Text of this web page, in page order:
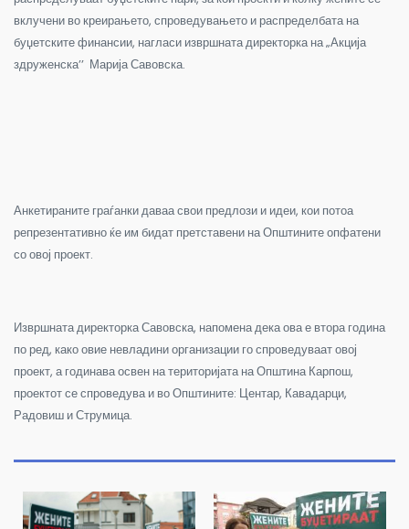
вклучени во креирањето, спроведувањето и распределбата на
буџетските финансии, нагласи извршната директорка на „Акција
здруженска’’ Марија Савовска.
Анкетираните граѓанки даваа свои предлози и идеи, кои потоа
репрезентативно ќе им бидат претставени на Општините опфатени
со овој проект.
Извршната директорка Савовска, напомена дека ова е втора година
по ред, како овие невладини организации го спроведуваат овој
проект, а годинава освен на територијата на Општина Карпош,
проектот се спроведува и во Општините: Центар, Кавадарци,
Радовиш и Струмица.